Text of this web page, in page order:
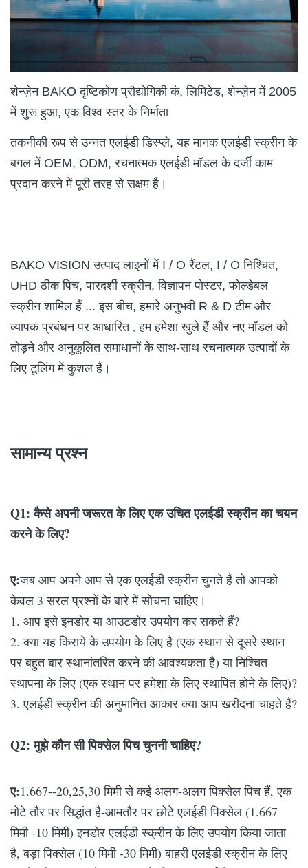
शेन्ज़ेन BAKO दृष्टिकोण प्रौद्योगिकी कं, लिमिटेड, शेन्ज़ेन में 2005
में शुरू हुआ, एक विश्व स्तर के निर्माता
तकनीकी रूप से उन्नत एलईडी डिस्प्ले, यह मानक एलईडी स्क्रीन के
बगल में OEM, ODM, रचनात्मक एलईडी मॉडल के दर्जी काम
प्रदान करने में पूरी तरह से सक्षम है।
BAKO VISION उत्पाद लाइनों में I / O रैंटल, I / O निश्चित,
UHD ठीक पिच, पारदर्शी स्क्रीन, विज्ञापन पोस्टर, फोल्डेबल
स्क्रीन शामिल हैं ... इस बीच, हमारे अनुभवी R & D टीम और
व्यापक प्रबंधन पर आधारित , हम हमेशा खुले हैं और नए मॉडल को
तोड़ने और अनुकूलित समाधानों के साथ-साथ रचनात्मक उत्पादों के
लिए टूलिंग में कुशल हैं।
सामान्य प्रश्न
Q1: कैसे अपनी जरूरत के लिए एक उचित एलईडी स्क्रीन का चयन
करने के लिए?
ए:जब आप अपने आप से एक एलईडी स्क्रीन चुनते हैं तो आपको
केवल 3 सरल प्रश्नों के बारे में सोचना चाहिए।
1. आप इसे इनडोर या आउटडोर उपयोग कर सकते हैं?
2. क्या यह किराये के उपयोग के लिए है (एक स्थान से दूसरे स्थान
पर बहुत बार स्थानांतरित करने की आवश्यकता है) या निश्चित
स्थापना के लिए (एक स्थान पर हमेशा के लिए स्थापित होने के लिए)?
3. एलईडी स्क्रीन की अनुमानित आकार क्या आप खरीदना चाहते हैं?
Q2: मुझे कौन सी पिक्सेल पिच चुननी चाहिए?
ए:1.667--20,25,30 मिमी से कई अलग-अलग पिक्सेल पिच हैं, एक
मोटे तौर पर सिद्धांत है-आमतौर पर छोटे एलईडी पिक्सेल (1.667
मिमी -10 मिमी) इनडोर एलईडी स्क्रीन के लिए उपयोग किया जाता
है, बड़ा पिक्सेल (10 मिमी -30 मिमी) बाहरी एलईडी स्क्रीन के लिए